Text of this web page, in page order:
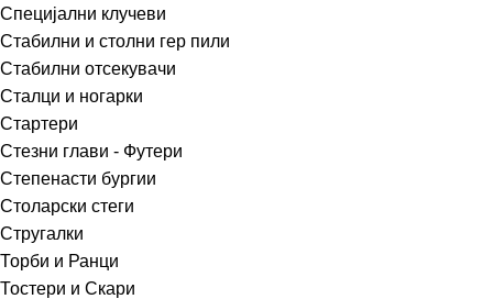
Специјални клучеви
Стабилни и столни гер пили
Стабилни отсекувачи
Сталци и ногарки
Стартери
Стезни глави - Футери
Степенасти бургии
Столарски стеги
Стругалки
Торби и Ранци
Тостери и Скари